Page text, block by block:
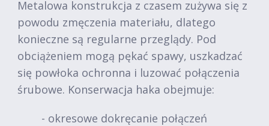
Metalowa konstrukcja z czasem zużywa się z
powodu zmęczenia materiału, dlatego
konieczne są regularne przeglądy. Pod
obciążeniem mogą pękać spawy, uszkadzać
się powłoka ochronna i luzować połączenia
śrubowe. Konserwacja haka obejmuje:
- okresowe dokręcanie połączeń